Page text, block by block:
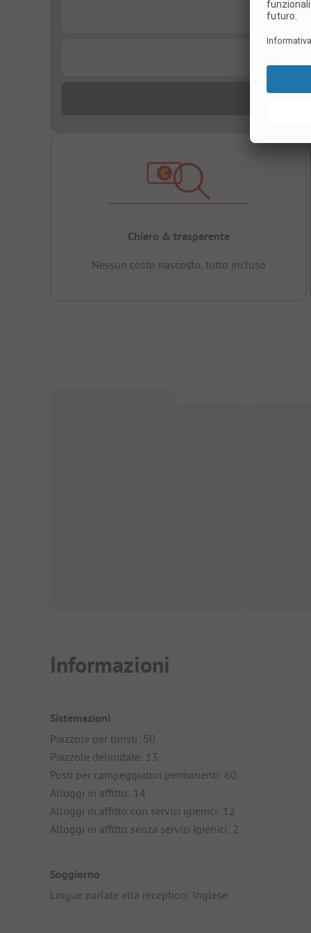
Chiaro & trasparente
Nessun costo nascosto, tutto incluso
Informazioni
Sistemazioni
Piazzole per turisti: 50
Piazzole delimitate: 13
Posti per campeggiatori permanenti: 60
Alloggi in affitto: 14
Alloggi in affitto con servizi igienici: 12
Alloggi in affitto senza servizi igienici: 2
Soggiorno
Lingue parlate alla reception: Inglese